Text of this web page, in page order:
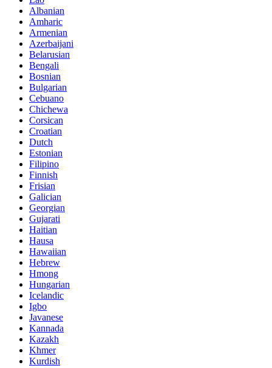
Albanian
Amharic
Armenian
Azerbaijani
Belarusian
Bengali
Bosnian
Bulgarian
Cebuano
Chichewa
Corsican
Croatian
Dutch
Estonian
Filipino
Finnish
Frisian
Galician
Georgian
Gujarati
Haitian
Hausa
Hawaiian
Hebrew
Hmong
Hungarian
Icelandic
Igbo
Javanese
Kannada
Kazakh
Khmer
Kurdish